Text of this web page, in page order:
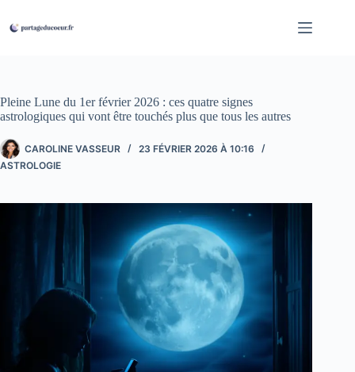
contenu
Pleine Lune du 1er février 2026 : ces quatre signes
astrologiques qui vont être touchés plus que tous les autres
CAROLINE VASSEUR
23 FÉVRIER 2026 À 10:16
ASTROLOGIE